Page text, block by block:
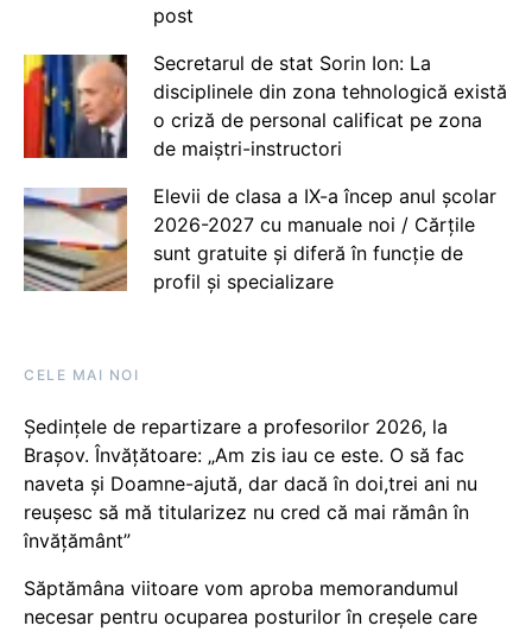
post
Secretarul de stat Sorin Ion: La
disciplinele din zona tehnologică există
o criză de personal calificat pe zona
de maiștri-instructori
Elevii de clasa a IX-a încep anul școlar
2026-2027 cu manuale noi / Cărțile
sunt gratuite și diferă în funcție de
profil și specializare
CELE MAI NOI
Ședințele de repartizare a profesorilor 2026, la
Brașov. Învățătoare: „Am zis iau ce este. O să fac
naveta și Doamne-ajută, dar dacă în doi,trei ani nu
reușesc să mă titularizez nu cred că mai rămân în
învățământ”
Săptămâna viitoare vom aproba memorandumul
necesar pentru ocuparea posturilor în creșele care